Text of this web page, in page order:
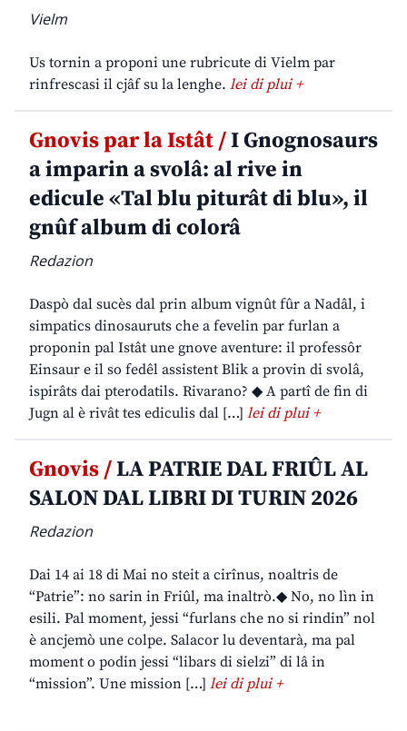
Vielm
Us tornin a proponi une rubricute di Vielm par
rinfrescasi il cjâf su la lenghe. lei di plui +
Gnovis par la Istât /I Gnognosaurs
a imparin a svolâ: al rive in
edicule «Tal blu piturât di blu», il
gnûf album di colorâ
Redazion
Daspò dal sucès dal prin album vignût fûr a Nadâl, i
simpatics dinosauruts che a fevelin par furlan a
proponin pal Istât une gnove aventure: il professôr
Einsaur e il so fedêl assistent Blik a provin di svolâ,
ispirâts dai pterodatils. Rivarano? ◆ A partî de fin di
Jugn al è rivât tes ediculis dal […] lei di plui +
Gnovis /LA PATRIE DAL FRIÛL AL
SALON DAL LIBRI DI TURIN 2026
Redazion
Dai 14 ai 18 di Mai no steit a cirînus, noaltris de
“Patrie”: no sarin in Friûl, ma inaltrò.◆ No, no lìn in
esili. Pal moment, jessi “furlans che no si rindin” nol
è ancjemò une colpe. Salacor lu deventarà, ma pal
moment o podin jessi “libars di sielzi” di lâ in
“mission”. Une mission […] lei di plui +